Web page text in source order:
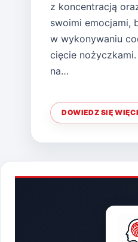
z koncentracją
swoimi emocjami,
w wykonywaniu
cięcie
na…
DOWIEDZ SIĘJAK